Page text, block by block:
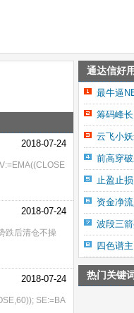
2018-07-24
2018-07-24
跌后清仓不操
2018-07-24
SE:=BA
通达信好
最牛逼
筹码峰长
云飞小
前高穿
止盈止损
资金净
波段三
四色谱
热门关键词